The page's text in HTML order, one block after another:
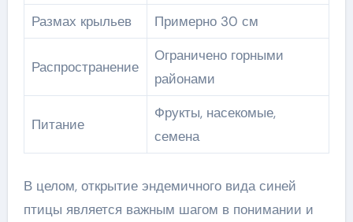
Размах крыльев
Примерно 30 см
Распространение
Ограничено горными
районами
Питание
Фрукты, насекомые,
семена
В целом, открытие эндемичного вида синей
птицы является важным шагом в понимании и